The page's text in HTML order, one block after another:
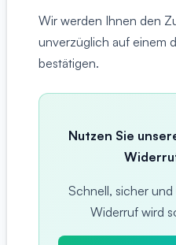
Wir werden Ihnen den
unverzüglich auf einem
bestätigen.
Nutzen Sie
Schnell, sicher
Widerruf wird